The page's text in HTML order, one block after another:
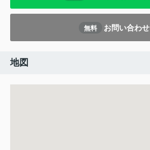
無料 お問い合わせ
地図